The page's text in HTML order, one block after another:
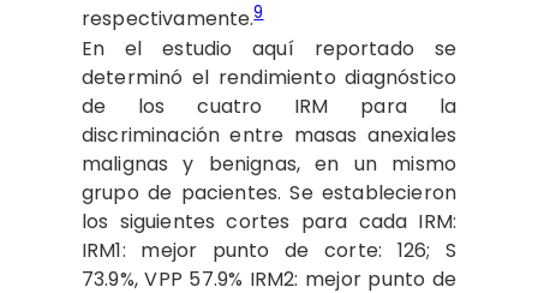
respectivamente.9
En el estudio aquí reportado se
determinó el rendimiento diagnóstico
de los cuatro IRM para la
discriminación entre masas anexiales
malignas y benignas, en un mismo
grupo de pacientes. Se establecieron
los siguientes cortes para cada IRM:
IRM1: mejor punto de corte: 126; S
73.9%, VPP 57.9% IRM2: mejor punto de